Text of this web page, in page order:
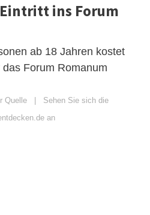
ins Forum
ab 18 Jahren kostet
Forum Romanum
Quelle | Sehen Sie sich die
an